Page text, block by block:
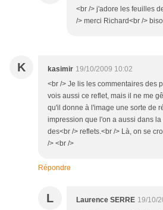
<br /> j'adore les feuilles
/> merci Richard<br />
K kasimir 19/10/2009 10:02
<br /> Je lis les commentaires des
vois aussi ce reflet, mais il ne me
qu'il donne à l'image une sorte de
impression que l'on a aussi dans
des<br /> reflets.<br /> Là, on se
/> <br />
Répondre
L Laurence SERRE 19/10/